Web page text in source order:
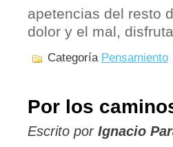
apetencias del resto
dolor y el mal,
Categoría Pensamiento
Por los
Escrito por Ignacio